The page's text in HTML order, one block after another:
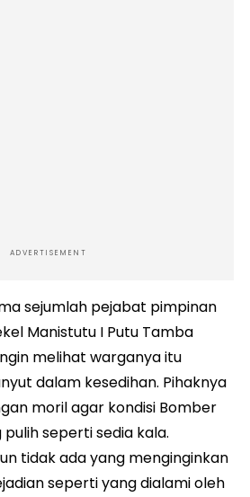
ADVERTISEMENT
sejumlah pejabat pimpinan
Manistutu I Putu Tamba
melihat warganya itu
dalam kesedihan. Pihaknya
moril agar kondisi Bomber
seperti sedia kala.
tidak ada yang menginginkan
seperti yang dialami oleh